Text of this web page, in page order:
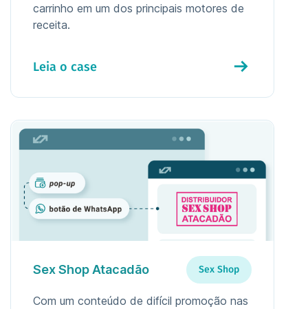
carrinho em um dos principais motores de
receita.
Leia o case
Sex Shop Atacadão Sex Shop
Com um conteúdo de difícil promoção nas